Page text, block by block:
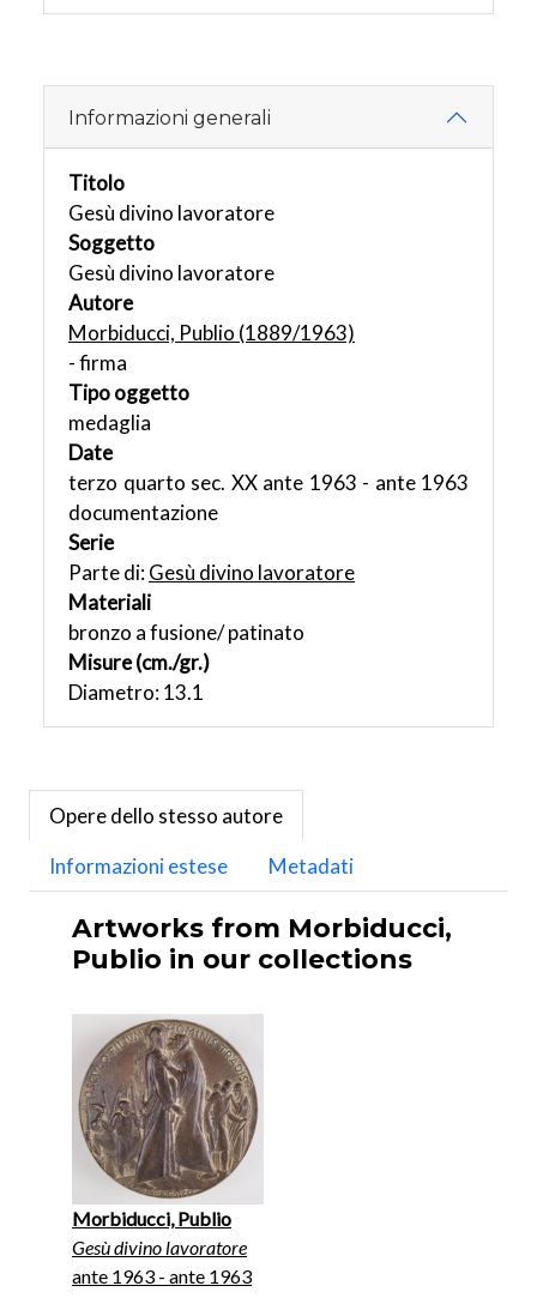
Informazioni generali
Titolo
Gesù divino lavoratore
Soggetto
Gesù divino lavoratore
Autore
Morbiducci, Publio (1889/1963)
- firma
Tipo oggetto
medaglia
Date
terzo quarto sec. XX ante 1963 - ante 1963
documentazione
Serie
Parte di:Gesù divino lavoratore
Materiali
bronzo a fusione/ patinato
Misure (cm./gr.)
Diametro: 13.1
Opere dello stesso autore
Informazioni estese
Metadati
Artworks from Morbiducci,
Publio in our collections
Morbiducci, Publio
Gesù divino lavoratore
ante 1963 - ante 1963